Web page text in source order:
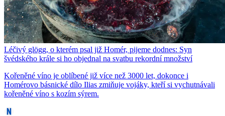
Léčivý glögg, o kterém psal již Homér, pijeme dodnes: Syn
švédského krále si ho objednal na svatbu rekordní množství
Kořeněné víno je oblíbené již více než 3000 let, dokonce i
Homérovo básnické dílo Ilias zmiňuje vojáky, kteří si vychutnávali
kořeněné víno s kozím sýrem.